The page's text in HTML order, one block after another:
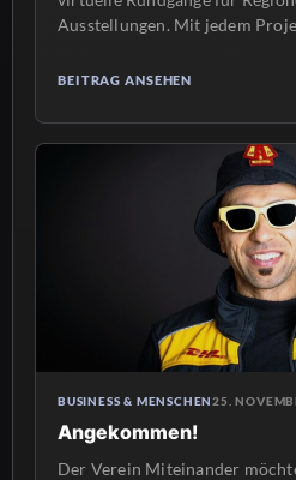
Ausstellungen. Mit jedem
umfangreiche Inhalte,
Dabei wurde deutlich, dass
zwar ein ganz wesentlicher
gelungenen Tour sind, aber
BEITRAG ANSEHEN
BUSINESS & MENSCHEN25.
Angekommen!
Der Verein Miteinander